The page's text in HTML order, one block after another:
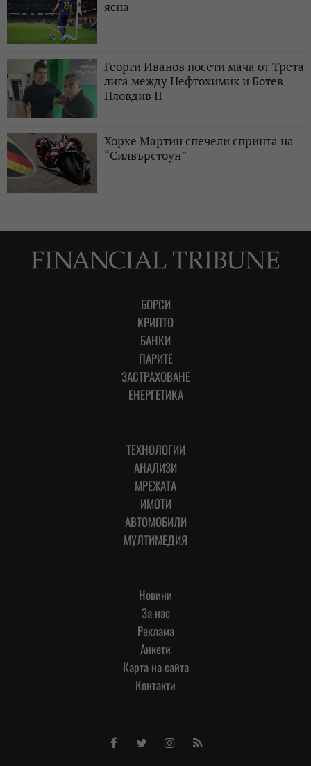
ясна
Георги Иванов посети мача от Трета
лига между Нефтохимик и Ботев
Пловдив II
Хорхе Мартин спечели спринта на
“Силвърстоун”
БОРСИ
КРИПТО
БАНКИ
ПАРИТЕ
ЗАСТРАХОВАНЕ
ЕНЕРГЕТИКА
ТЕХНОЛОГИИ
АНАЛИЗИ
МРЕЖАТА
ИМОТИ
АВТОМОБИЛИ
МУЛТИМЕДИЯ
Новини
За нас
Реклама
Анкети
Карта на сайта
Контакти